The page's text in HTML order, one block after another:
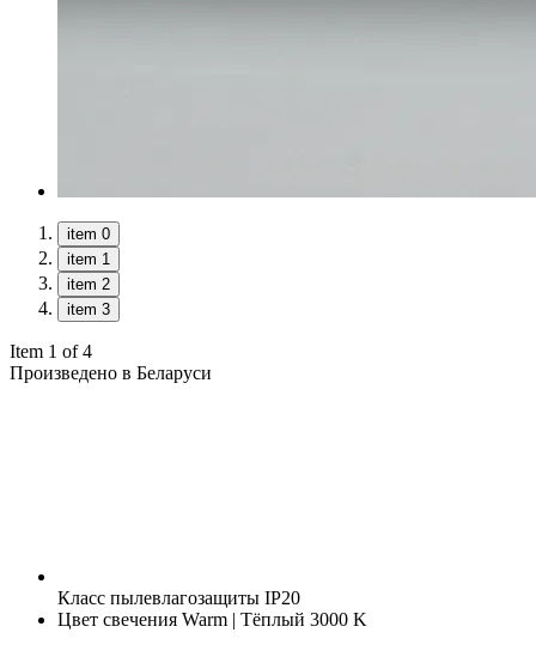
item 0
item 1
item 2
item 3
Item 1 of 4
Произведено в Беларуси
Класс пылевлагозащиты IP20
Цвет свечения Warm | Тёплый 3000 K